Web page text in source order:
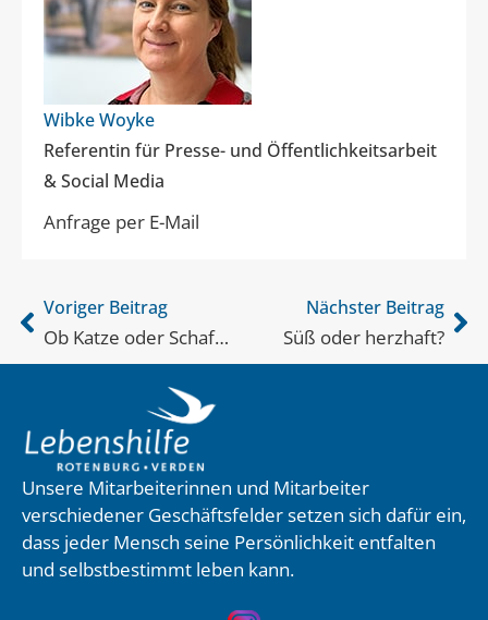
Wibke Woyke
Referentin für Presse- und Öffentlichkeitsarbeit
& Social Media
Anfrage per E-Mail
Voriger Beitrag
Ob Katze oder Schaf…
Nächster Beitrag
Süß oder herzhaft?
Unsere Mitarbeiterinnen und Mitarbeiter
verschiedener Geschäftsfelder setzen sich dafür ein,
dass jeder Mensch seine Persönlichkeit entfalten
und selbstbestimmt leben kann.